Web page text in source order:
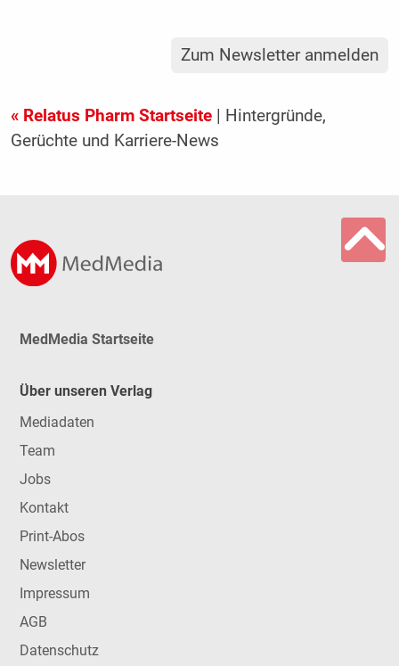
Zum Newsletter anmelden
« Relatus Pharm Startseite| Hintergründe,
Gerüchte und Karriere-News
MedMedia Startseite
Über unseren Verlag
Mediadaten
Team
Jobs
Kontakt
Print-Abos
Newsletter
Impressum
AGB
Datenschutz